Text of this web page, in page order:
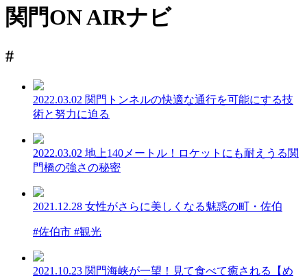
関門ON AIRナビ
#
2022.03.02 関門トンネルの快適な通行を可能にする技
術と努力に迫る
2022.03.02 地上140メートル！ロケットにも耐えうる関
門橋の強さの秘密
2021.12.28 女性がさらに美しくなる魅惑の町・佐伯
#佐伯市 #観光
2021.10.23 関門海峡が一望！見て食べて癒される【め